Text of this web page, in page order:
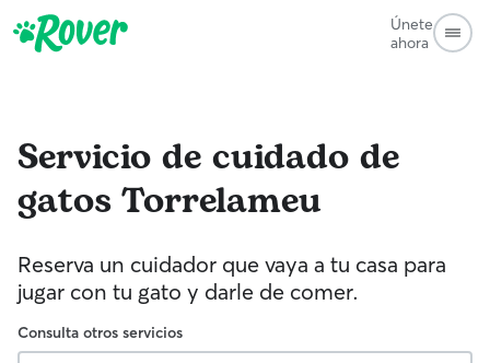
Únete
ahora
Servicio de cuidado de
gatosTorrelameu
Reserva un cuidador que vaya a tu casa para
jugar con tu gato y darle de comer.
Consulta otros servicios